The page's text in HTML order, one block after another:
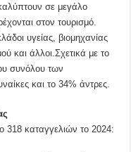
σε μεγάλο
στον τουρισμό.
υγείας, βιομηχανίας
και άλλοι.Σχετικά με το
συνόλου των
και το 34% άντρες.
318 καταγγελιών το 2024: